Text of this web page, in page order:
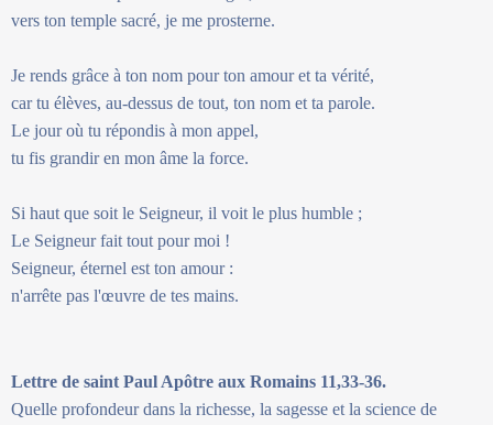
vers ton temple sacré, je me prosterne.
Je rends grâce à ton nom pour ton amour et ta vérité,
car tu élèves, au-dessus de tout, ton nom et ta parole.
Le jour où tu répondis à mon appel,
tu fis grandir en mon âme la force.
Si haut que soit le Seigneur, il voit le plus humble ;
Le Seigneur fait tout pour moi !
Seigneur, éternel est ton amour :
n'arrête pas l'œuvre de tes mains.
Lettre de saint Paul Apôtre aux Romains 11,33-36.
Quelle profondeur dans la richesse, la sagesse et la science de